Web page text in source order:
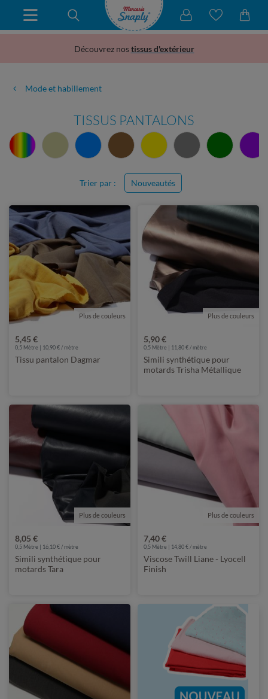
Découvrez nostissus d'extérieur
Mode et habillement
TISSUS PANTALONS
Trier par : Nouveautés
Plus de couleurs
5,45 €
0,5 Mètre | 10,90 € / mètre
Tissu pantalon Dagmar
Plus de couleurs
5,90 €
0,5 Mètre | 11,80 € / mètre
Simili synthétique pour
motards Trisha Métallique
Plus de couleurs
8,05 €
0,5 Mètre | 16,10 € / mètre
Simili synthétique pour
motards Tara
Plus de couleurs
7,40 €
0,5 Mètre | 14,80 € / mètre
Viscose Twill Liane - Lyocell
Finish